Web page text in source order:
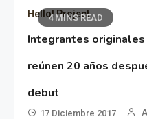
4 MINS READ
Hello! Project
Integrantes originales
reúnen 20 años
debut
17 Diciembre 2017